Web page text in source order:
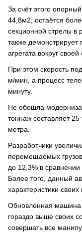
За счёт этого
44,8м2, остаётся
секционной стрелы в
также демонстрирует
агрегата вокруг
При этом скорость
м/мин, а процесс
минуту.
Не обошла
тоннаж составляет
метра.
Разработчики
перемещаемых
до 12,3% в
Более того, данный
характеристики своих
Обновленная машина
гораздо выше своих
совершать все